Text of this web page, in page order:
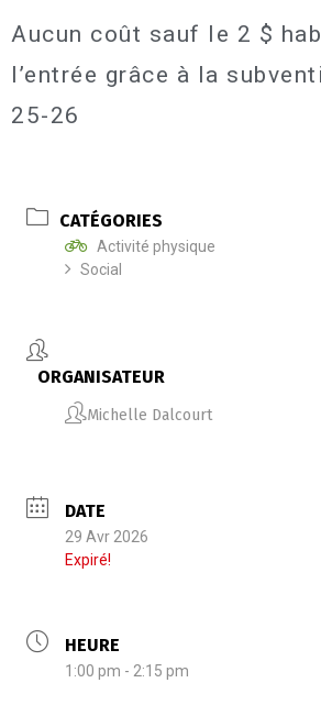
Aucun coût sauf le 2 $
l’entrée grâce à la
25-26
CATÉGORIES
Activité physique
Social
ORGANISATEUR
Michelle Dalcourt
DATE
29 Avr 2026
Expiré!
HEURE
1:00 pm - 2:15 pm